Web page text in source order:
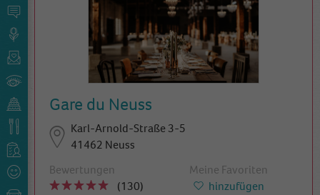
Gare du Neuss
Karl-Arnold-Straße 3-5
41462 Neuss
Bewertungen
(130)
Meine Favoriten
hinzufügen